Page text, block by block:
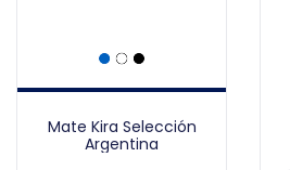
Mate Kira Selección
Argentina